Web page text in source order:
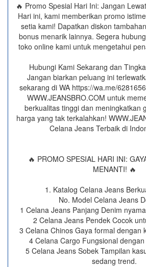
🔥 Promo Spesial Hari Ini: Jangan
Hari ini, kami memberikan promo
setia kami! Dapatkan diskon
bonus menarik lainnya. Segera
toko online kami untuk mengetahui
Hubungi Kami Sekarang dan
Jangan biarkan peluang ini
sekarang di WA https://wa.me/
WWW.JEANSBRO.COM untuk
berkualitas tinggi dan meningkatkan
harga yang tak terkalahkan!
Celana Jeans Terbaik di
🔥 PROMO SPESIAL HARI INI:
MENANTI! 🔥
1. Katalog Celana Jeans
No. Model Celana Jeans
1 Celana Jeans Panjang Denim
2 Celana Jeans Pendek Cocok
3 Celana Chinos Gaya formal dengan
4 Celana Cargo Fungsional
5 Celana Jeans Sobek Tampilan
sedang trend.